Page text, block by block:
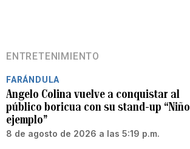
ENTRETENIMIENTO
FARÁNDULA
Angelo Colina vuelve a conquistar al
público boricua con su stand-up “Niño
ejemplo”
8 de agosto de 2026 a las 5:19 p.m.